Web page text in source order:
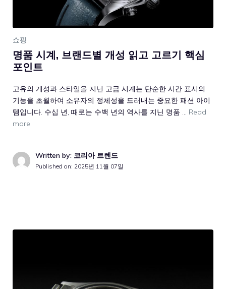
쇼핑
명품 시계, 브랜드별 개성 읽고 고르기 핵심
포인트
고유의 개성과 스타일을 지닌 고급 시계는 단순한 시간 표시의
기능을 초월하여 소유자의 정체성을 드러내는 중요한 패션 아이
템입니다. 수십 년, 때로는 수백 년의 역사를 지닌 명품 … Read
more
Written by: 코리아 트렌드
Published on: 2025년 11월 07일